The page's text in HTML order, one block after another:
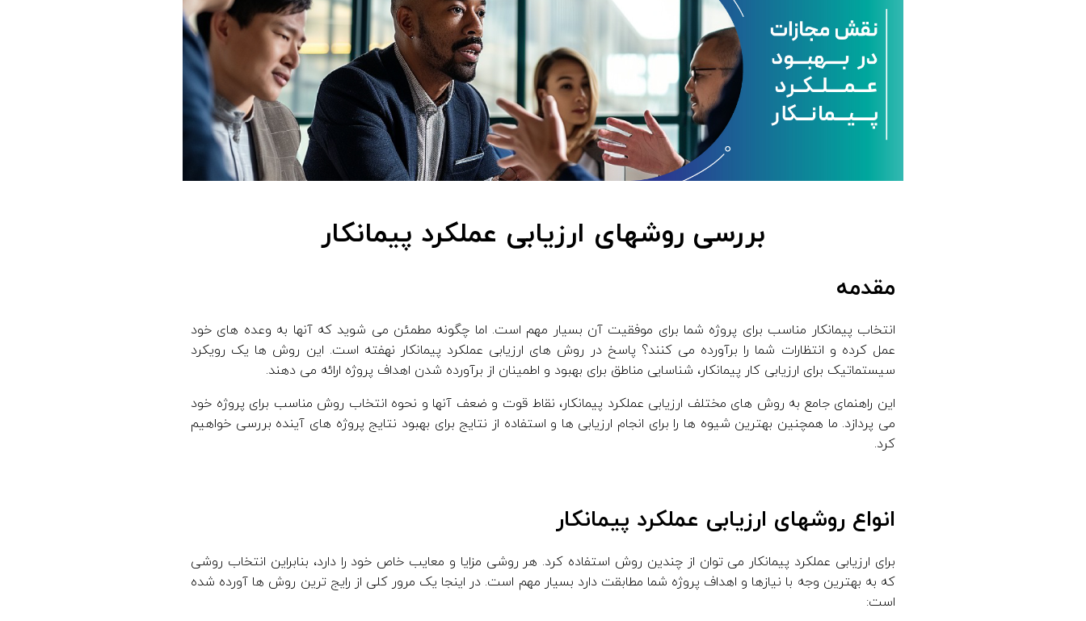
بررسی روشهای ارزیابی عملکرد پیمانکار
مقدمه
انتخاب پیمانکار مناسب برای پروژه شما برای موفقیت آن بسیار مهم است. اما چگونه مطمئن می شوید که آنها به وعده های خود
عمل کرده و انتظارات شما را برآورده می کنند؟ پاسخ در روش های ارزیابی عملکرد پیمانکار نهفته است. این روش ها یک رویکرد
سیستماتیک برای ارزیابی کار پیمانکار، شناسایی مناطق برای بهبود و اطمینان از برآورده شدن اهداف پروژه ارائه می دهند.
این راهنمای جامع به روش های مختلف ارزیابی عملکرد پیمانکار، نقاط قوت و ضعف آنها و نحوه انتخاب روش مناسب برای پروژه خود
می پردازد. ما همچنین بهترین شیوه ها را برای انجام ارزیابی ها و استفاده از نتایج برای بهبود نتایج پروژه های آینده بررسی خواهیم
کرد.
انواع روشهای ارزیابی عملکرد پیمانکار
برای ارزیابی عملکرد پیمانکار می توان از چندین روش استفاده کرد. هر روشی مزایا و معایب خاص خود را دارد، بنابراین انتخاب روشی
که به بهترین وجه با نیازها و اهداف پروژه شما مطابقت دارد بسیار مهم است. در اینجا یک مرور کلی از رایج ترین روش ها آورده شده
است: